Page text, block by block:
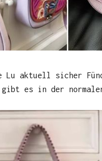
aktuell sicher
es in der